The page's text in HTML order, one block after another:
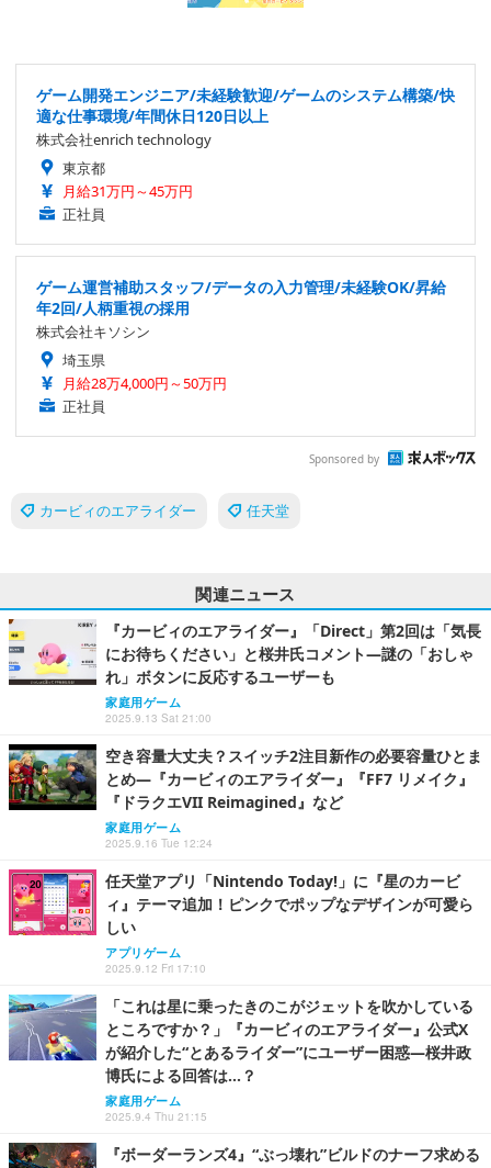
ゲーム開発エンジニア/未経験歓迎/ゲームのシステム構築/快
適な仕事環境/年間休日120日以上
株式会社enrich technology
東京都
月給31万円～45万円
正社員
ゲーム運営補助スタッフ/データの入力管理/未経験OK/昇給
年2回/人柄重視の採用
株式会社キソシン
埼玉県
月給28万4,000円～50万円
正社員
Sponsored by
カービィのエアライダー 任天堂
関連ニュース
『カービィのエアライダー』「Direct」第2回は「気長
にお待ちください」と桜井氏コメント―謎の「おしゃ
れ」ボタンに反応するユーザーも
家庭用ゲーム
2025.9.13 Sat 21:00
空き容量大丈夫？スイッチ2注目新作の必要容量ひとま
とめ―『カービィのエアライダー』『FF7 リメイク』
『ドラクエVII Reimagined』など
家庭用ゲーム
2025.9.16 Tue 12:24
任天堂アプリ「Nintendo Today!」に『星のカービ
ィ』テーマ追加！ピンクでポップなデザインが可愛ら
しい
アプリゲーム
2025.9.12 Fri 17:10
「これは星に乗ったきのこがジェットを吹かしている
ところですか？」『カービィのエアライダー』公式X
が紹介した“とあるライダー”にユーザー困惑―桜井政
博氏による回答は…？
家庭用ゲーム
2025.9.4 Thu 21:15
『ボーダーランズ4』“ぶっ壊れ”ビルドのナーフ求める